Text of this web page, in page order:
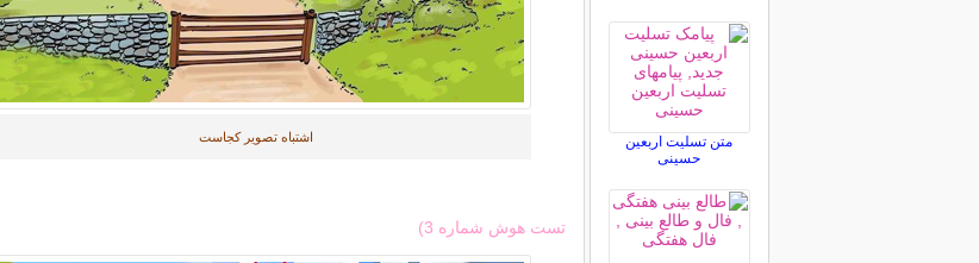
اشتباه تصویر کجاست
تست هوش شماره 3)
متن تسلیت اربعین
حسینی